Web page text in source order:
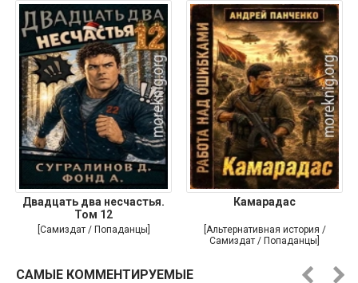
Двадцать два несчастья.
Том 12
[Самиздат / Попаданцы]
Камарадас
[Альтернативная история /
Самиздат / Попаданцы]
САМЫЕ КОММЕНТИРУЕМЫЕ